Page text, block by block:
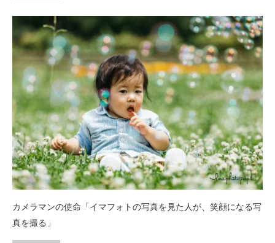
カメラマンの使命「イマフォトの写真を見た人が、笑顔になる写
真を撮る」